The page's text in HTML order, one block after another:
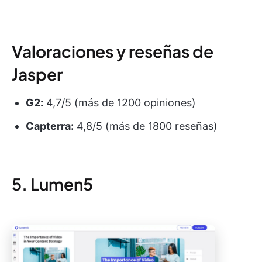
Valoraciones y reseñas de
Jasper
G2: 4,7/5 (más de 1200 opiniones)
Capterra: 4,8/5 (más de 1800 reseñas)
5. Lumen5